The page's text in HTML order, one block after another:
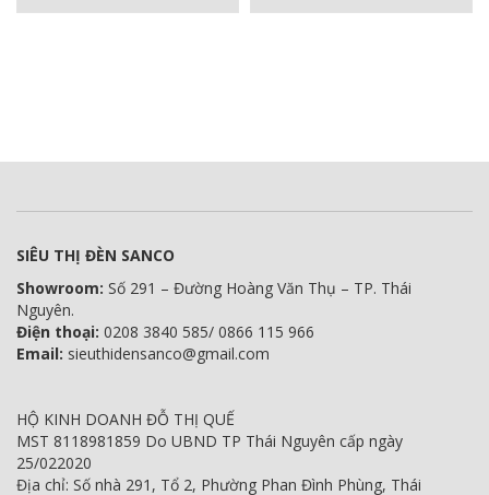
SIÊU THỊ ĐÈN SANCO
Showroom: Số 291 – Đường Hoàng Văn Thụ – TP. Thái
Nguyên.
Điện thoại: 0208 3840 585/ 0866 115 966
Email: sieuthidensanco@gmail.com
HỘ KINH DOANH ĐỖ THỊ QUẾ
MST 8118981859 Do UBND TP Thái Nguyên cấp ngày
25/022020
Địa chỉ: Số nhà 291, Tổ 2, Phường Phan Đình Phùng, Thái